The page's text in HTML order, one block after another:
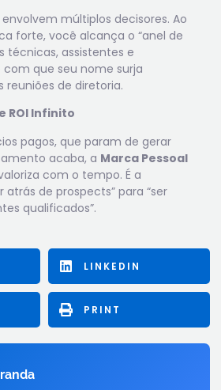
múltiplos decisores. Ao
forte, você alcança o “anel de
técnicas, assistentes e
que seu nome surja
de diretoria.
ROI Infinito
pagos, que param de gerar
acaba, a Marca Pessoal
com o tempo. É a
atrás de prospects” para “ser
qualificados”.
LINKEDIN
PRINT